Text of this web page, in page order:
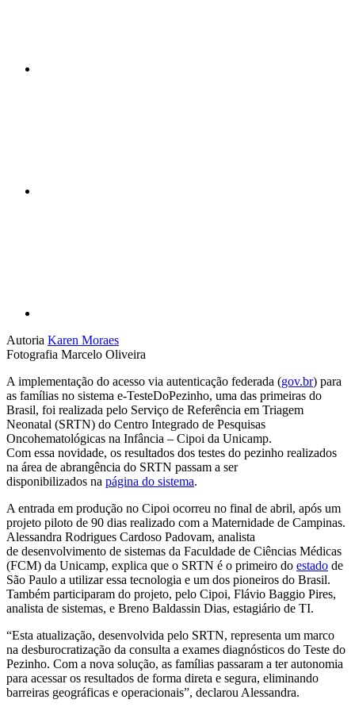
Autoria Karen Moraes
Fotografia Marcelo Oliveira
A implementação do acesso via autenticação federada (gov.br) para
as famílias no sistema e-TesteDoPezinho, uma das primeiras do
Brasil, foi realizada pelo Serviço de Referência em Triagem
Neonatal (SRTN) do Centro Integrado de Pesquisas
Oncohematológicas na Infância – Cipoi da Unicamp.
Com essa novidade, os resultados dos testes do pezinho realizados
na área de abrangência do SRTN passam a ser
disponibilizados na página do sistema.
A entrada em produção no Cipoi ocorreu no final de abril, após um
projeto piloto de 90 dias realizado com a Maternidade de Campinas.
Alessandra Rodrigues Cardoso Padovam, analista
de desenvolvimento de sistemas da Faculdade de Ciências Médicas
(FCM) da Unicamp, explica que o SRTN é o primeiro do estado de
São Paulo a utilizar essa tecnologia e um dos pioneiros do Brasil.
Também participaram do projeto, pelo Cipoi, Flávio Baggio Pires,
analista de sistemas, e Breno Baldassin Dias, estagiário de TI.
“Esta atualização, desenvolvida pelo SRTN, representa um marco
na desburocratização da consulta a exames diagnósticos do Teste do
Pezinho. Com a nova solução, as famílias passaram a ter autonomia
para acessar os resultados de forma direta e segura, eliminando
barreiras geográficas e operacionais”, declarou Alessandra.